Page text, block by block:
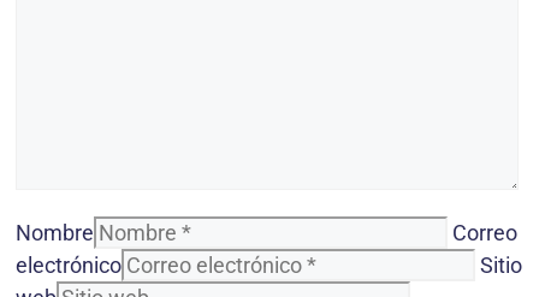
Nombre
Correo
electrónico
Sitio